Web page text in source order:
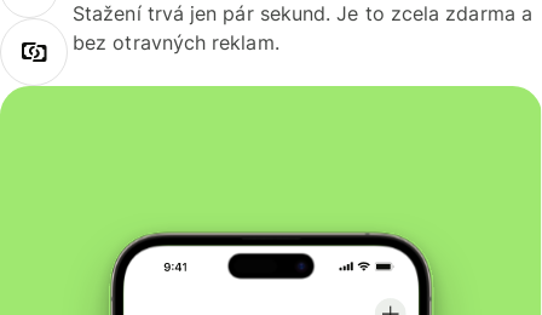
Stažení trvá jen pár sekund. Je to zcela zdarma a
bez otravných reklam.